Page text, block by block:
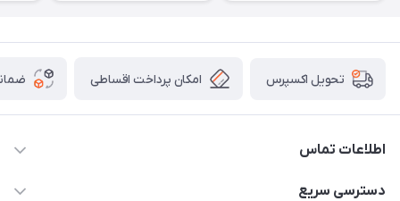
تحویل اکسپرس امکان پرداخت اقساطی
اطلاعات تماس
09171115348
دسترسی سریع